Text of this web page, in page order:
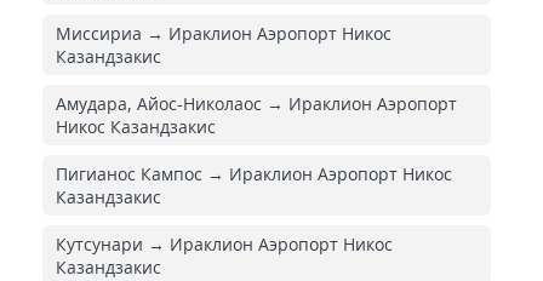
Миссириа → Ираклион Аэропорт Никос
Казандзакис
Амудара, Айос-Николаос → Ираклион Аэропорт
Никос Казандзакис
Пигианос Кампос → Ираклион Аэропорт Никос
Казандзакис
Кутсунари → Ираклион Аэропорт Никос
Казандзакис